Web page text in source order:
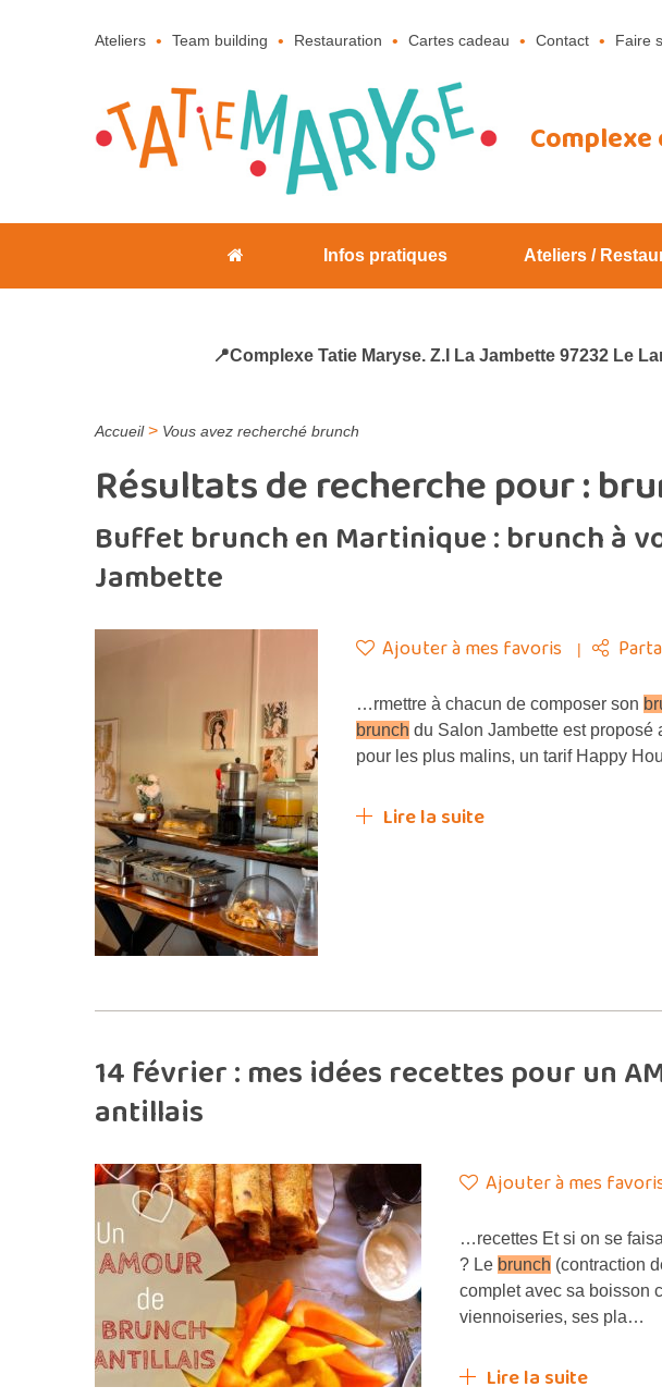
Ateliers Team building Restauration Cartes cadeau Contact Faire
Infos pratiques Ateliers /
📍Complexe Tatie Maryse. Z.I La Jambette 97232 Le
Accueil> Vous avez recherché brunch
Résultats de recherche pour :
Buffet brunch en Martinique : brunch à
Jambette
Ajouter à mes favoris
…rmettre à chacun de composer son
brunch du Salon Jambette est proposé
pour les plus malins, un tarif Happy
Lire la suite
14 février : mes idées recettes pour un
antillais
Ajouter à mes
…recettes Et si on se
? Le brunch (contraction
complet avec sa boisson
viennoiseries, ses pla…
Lire la suite